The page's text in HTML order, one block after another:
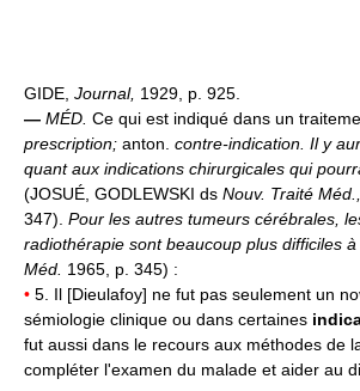
GIDE, Journal, 1929, p. 925.
— MÉD. Ce qui est indiqué dans un
prescription; anton. contre-indication. Il y
quant aux indications chirurgicales qui
(JOSUÉ, GODLEWSKI ds Nouv. Traité Méd.,
347). Pour les autres tumeurs cérébrales,
radiothérapie sont beaucoup plus difficiles
Méd. 1965, p. 345) :
• 5. Il [Dieulafoy] ne fut pas seulement un
sémiologie clinique ou dans certaines
fut aussi dans le recours aux méthodes de
compléter l'examen du malade et aider au